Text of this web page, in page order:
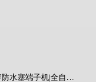
全自动穿胶壳端子机|全自动穿防水塞端子机|全自动穿热缩管端子机|全自动穿护套端子机|全自动穿号码管端子机|全自动端子机|全自动穿防水栓端子机|端子压着机|端子压接机|静音端子机|多芯线端子机|护套线端子机|全自动排线端子机|新能源大平方压接机|电脑剥线机|自动剥线机|裁线机|剥线机